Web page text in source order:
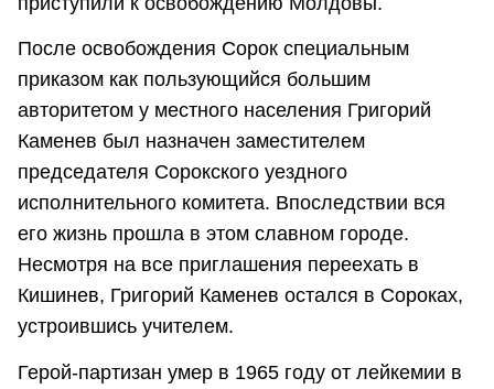
После освобождения Сорок специальным
приказом как пользующийся большим
авторитетом у местного населения Григорий
Каменев был назначен заместителем
председателя Сорокского уездного
исполнительного комитета. Впоследствии вся
его жизнь прошла в этом славном городе.
Несмотря на все приглашения переехать в
Кишинев, Григорий Каменев остался в Сороках,
устроившись учителем.
Герой-партизан умер в 1965 году от лейкемии в